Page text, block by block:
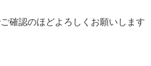
確認のほどよろしくお願いします